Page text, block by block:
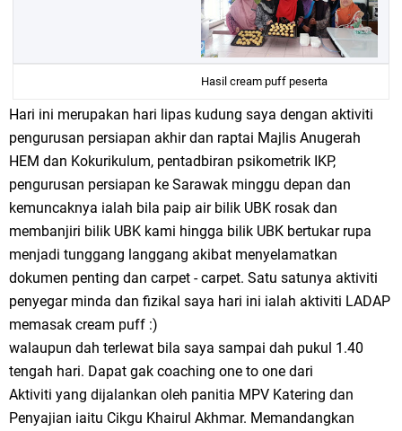
Hasil cream puff peserta
Hari ini merupakan hari lipas kudung saya dengan aktiviti
pengurusan persiapan akhir dan raptai Majlis Anugerah
HEM dan Kokurikulum, pentadbiran psikometrik IKP,
pengurusan persiapan ke Sarawak minggu depan dan
kemuncaknya ialah bila paip air bilik UBK rosak dan
membanjiri bilik UBK kami hingga bilik UBK bertukar rupa
menjadi tunggang langgang akibat menyelamatkan
dokumen penting dan carpet - carpet. Satu satunya aktiviti
penyegar minda dan fizikal saya hari ini ialah aktiviti LADAP
memasak cream puff :)
walaupun dah terlewat bila saya sampai dah pukul 1.40
tengah hari. Dapat gak coaching one to one dari
Aktiviti yang dijalankan oleh panitia MPV Katering dan
Penyajian iaitu Cikgu Khairul Akhmar. Memandangkan